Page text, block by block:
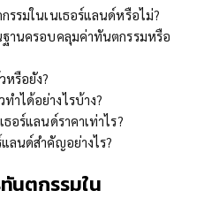
รมในเนเธอร์แลนด์หรือไม่?
านครอบคลุมค่าทันตกรรมหรือ
รือยัง?
ำได้อย่างไรบ้าง?
อร์แลนด์ราคาเท่าไร?
ลนด์สำคัญอย่างไร?
นตกรรมใน